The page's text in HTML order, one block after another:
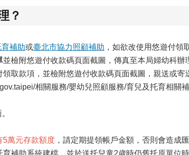
？
補助或臺北市協力照顧補助 ，如欲改使用悠遊付領
並檢附悠遊付收款碼頁面截圖，傳真至本局婦幼科辦
領取款項，並檢附悠遊付收款碼頁面截圖，親送或
相關服務/嬰幼兒照顧服務/育兒及托育相關
5萬元存款額度 ，請定期提領帳戶金額，否則會造成